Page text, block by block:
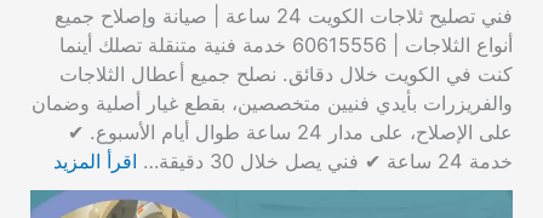
فني تصليح ثلاجات الكويت 24 ساعة | صيانة وإصلاح جميع
أنواع الثلاجات | 60615556 خدمة فنية متنقلة تصلك أينما
كنت في الكويت خلال دقائق. نصلح جميع أعطال الثلاجات
والفريزرات بأيدي فنيين متخصصين، بقطع غيار أصلية وضمان
على الإصلاح، على مدار 24 ساعة طوال أيام الأسبوع. ✔
خدمة 24 ساعة ✔ فني يصل خلال 30 دقيقة…
اقرأ المزيد